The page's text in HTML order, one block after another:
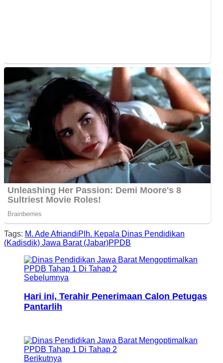
Tags: M. Ade AfriandiPlh. Kepala Dinas Pendidikan
(Kadisdik) Jawa Barat (Jabar)PPDB
Sebelumnya
Hari ini, Terahir Penerimaan Calon Petugas
Pantarlih
Berikutnya